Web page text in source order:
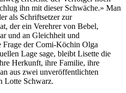
ihn mit dieser Schwäche.» Man
als Schriftsetzer zur
der ein Verehrer von Bebel,
und an Gleichheit und
der Comi-Köchin Olga
Lage sage, bleibt Lisette die
Herkunft, ihre Familie, ihre
aus zwei unveröffentlichten
Lotte Schwarz.